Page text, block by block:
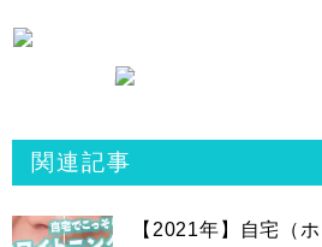
関連記事
【2021年】自宅（